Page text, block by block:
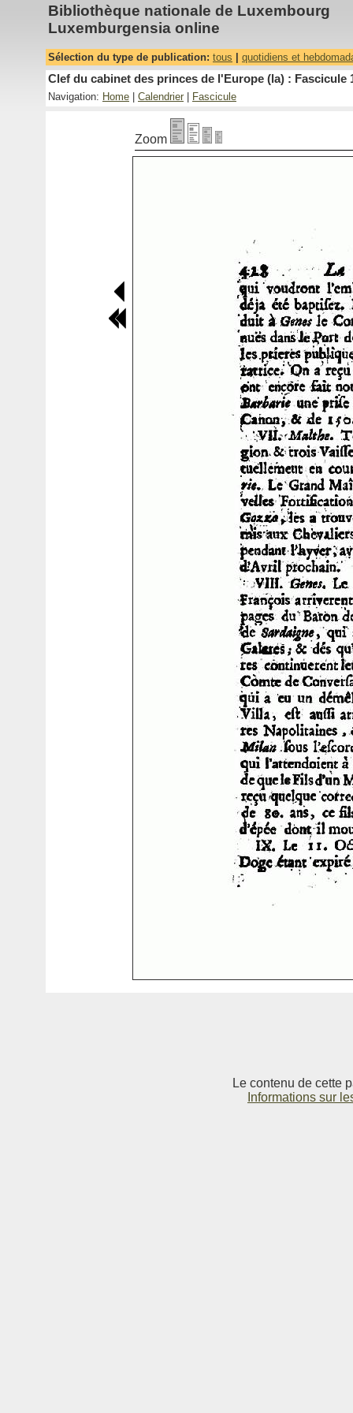
Bibliothèque nationale de Luxembourg
Luxemburgensia online
Sélection du type de publication: tous quotidiens et
Clef du cabinet des princes de l'Europe (la) : Fascicule
Navigation: Home Calendrier Fascicule
Zoom
Le contenu de cette
Informations sur